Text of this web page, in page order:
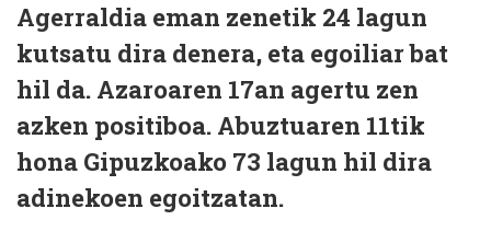
Agerraldia eman zenetik 24 lagun
kutsatu dira denera, eta egoiliar bat
hil da. Azaroaren 17an agertu zen
azken positiboa. Abuztuaren 11tik
hona Gipuzkoako 73 lagun hil dira
adinekoen egoitzatan.